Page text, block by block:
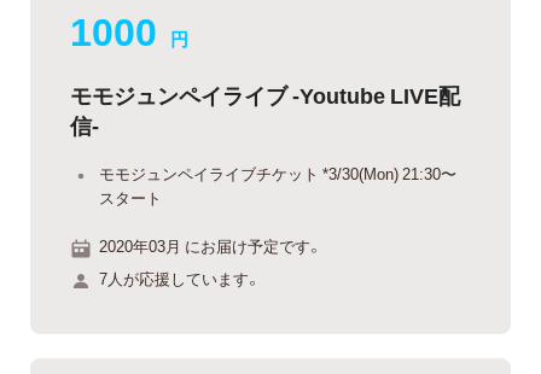
1000 円
モモジュンペイライブ -Youtube LIVE配
信-
モモジュンペイライブチケット *3/30(Mon) 21:30〜
スタート
2020年03月 にお届け予定です。
7人が応援しています。